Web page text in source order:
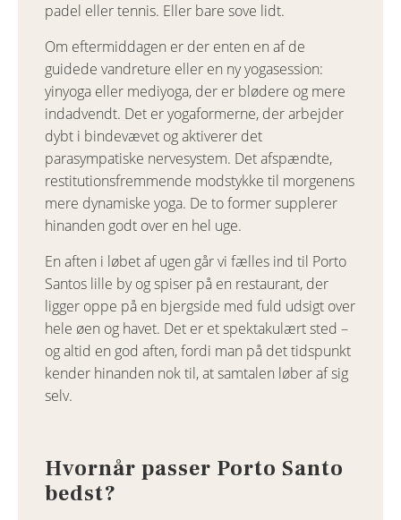
padel eller tennis. Eller bare sove lidt.
Om eftermiddagen er der enten en af de
guidede vandreture eller en ny yogasession:
yinyoga eller mediyoga, der er blødere og mere
indadvendt. Det er yogaformerne, der arbejder
dybt i bindevævet og aktiverer det
parasympatiske nervesystem. Det afspændte,
restitutionsfremmende modstykke til morgenens
mere dynamiske yoga. De to former supplerer
hinanden godt over en hel uge.
En aften i løbet af ugen går vi fælles ind til Porto
Santos lille by og spiser på en restaurant, der
ligger oppe på en bjergside med fuld udsigt over
hele øen og havet. Det er et spektakulært sted –
og altid en god aften, fordi man på det tidspunkt
kender hinanden nok til, at samtalen løber af sig
selv.
Hvornår passer Porto Santo
bedst?